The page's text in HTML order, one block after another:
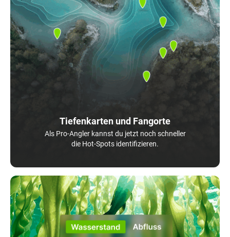
Tiefenkarten und Fangorte
Als Pro-Angler kannst du jetzt noch schneller
die Hot-Spots identifizieren.